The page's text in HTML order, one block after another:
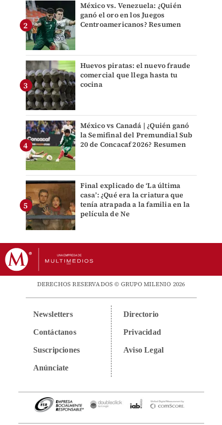
México vs. Venezuela: ¿Quién
ganó el oro en los Juegos
Centroamericanos? Resumen
Huevos piratas: el nuevo fraude
comercial que llega hasta tu
cocina
México vs Canadá | ¿Quién ganó
la Semifinal del Premundial Sub
20 de Concacaf 2026? Resumen
Final explicado de ‘La última
casa’: ¿Qué era la criatura que
tenía atrapada a la familia en la
película de Ne
DERECHOS RESERVADOS © GRUPO MILENIO 2026
Newsletters
Contáctanos
Suscripciones
Anúnciate
Directorio
Privacidad
Aviso Legal